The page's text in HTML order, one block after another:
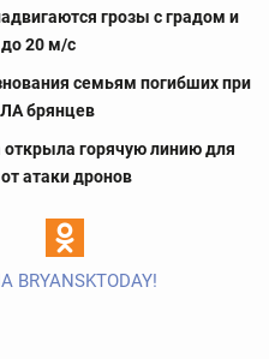
грозы с градом и
20 м/с
семьям погибших при
брянцев
открыла горячую линию для
атаки дронов